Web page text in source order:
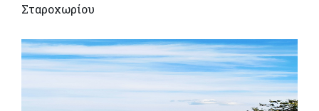
Σταροχωρίου